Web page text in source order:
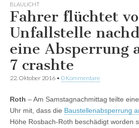
BLAULICHT
Fahrer flüchtet
Unfallstelle
eine Absperrung
7 crashte
22. Oktober 2016 • 0 Kommentare
Roth – Am Samstagnachmittag teilte
Uhr mit, dass die Baustellenabsperrung
Höhe Rosbach-Roth beschädigt worden